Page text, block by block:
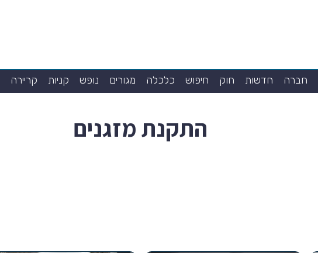
חברה חדשות חוק חיפוש כלכלה מגורים נופש קניות קריירה
התקנת מזגנים